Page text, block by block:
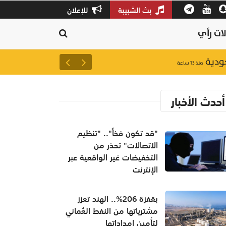
بث الشبيبة للإعلان
رأي
منذ ١٣ ساعة جلالة السُّلطان المعظم
أحدث الأخبار
"قد تكون فخاً".. "تنظيم
الاتصالات" تحذر من
التخفيضات غير الواقعية عبر
الإنترنت
بقفزة 206%.. الهند تعزز
مشترياتها من النفط العُماني